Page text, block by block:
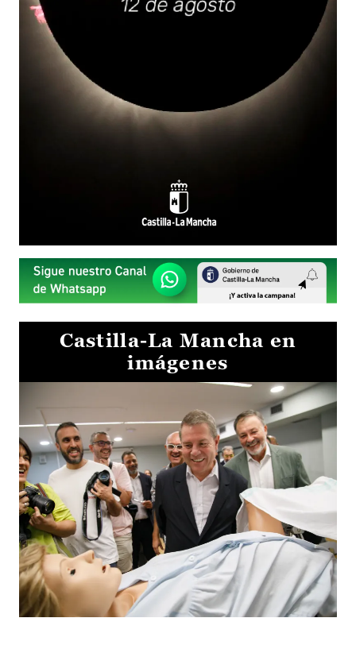
Castilla-La Mancha en
imágenes